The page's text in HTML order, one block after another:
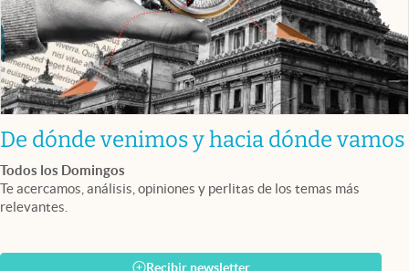
De dónde venimos y hacia dónde vamos
Todos los Domingos
Te acercamos, análisis, opiniones y perlitas de los temas más
relevantes.
Recibir newsletter